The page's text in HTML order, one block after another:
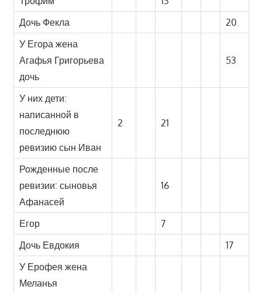
Дочь Фекла
20
У Егора жена
Агафья Григорьева
дочь
53
У них дети:
написанной в
последнюю
ревизию сын Иван
2 21
Рожденные после
ревизии: сыновья
Афанасей
16
Егор
7
Дочь Евдокия
17
У Ерофея жена
Меланья